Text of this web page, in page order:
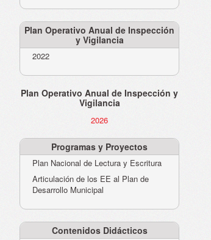
Plan Operativo Anual de Inspección
y Vigilancia
2022
Plan Operativo Anual de Inspección y
Vigilancia
2026
Programas y Proyectos
Plan Nacional de Lectura y Escritura
Articulación de los EE al Plan de
Desarrollo Municipal
Contenidos Didácticos